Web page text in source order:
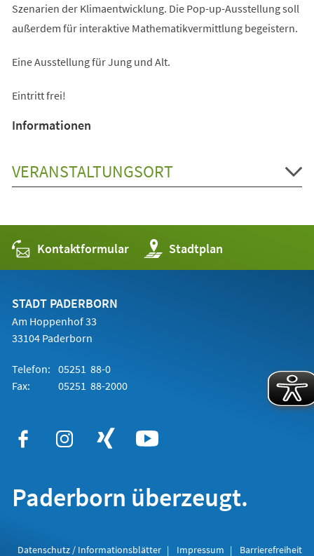
Szenarien der Klimaentwicklung. Die Pop-up-Ausstellung soll
außerdem für interaktive Mathematikvermittlung begeistern.
Eine Ausstellung für Jung und Alt.
Eintritt frei!
Informationen
VERANSTALTUNGSORT
Kontaktformular Stadtplan
(Öffnet
in
einem
STADT PADERBORN
Am Hoppenhof 33
33104 Paderborn
Telefon: 05251 88-0
Fax:
05251 88-2000
Paderborn überzeugt.
Datenschutz / Informationsblätter Impressum
Barrierefreiheit